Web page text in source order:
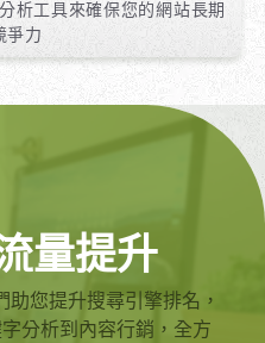
析工具來確保您的網站長期
爭力
量提升
助您提升搜尋引擎排名，
分析到內容行銷，全方